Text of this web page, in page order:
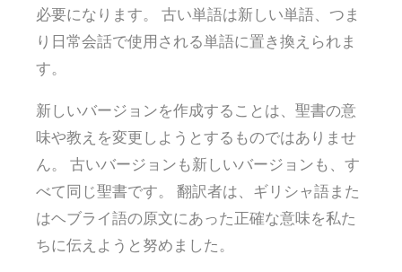
必要になります。 古い単語は新しい単語、つま
り日常会話で使用される単語に置き換えられま
す。
新しいバージョンを作成することは、聖書の意
味や教えを変更しようとするものではありませ
ん。 古いバージョンも新しいバージョンも、す
べて同じ聖書です。 翻訳者は、ギリシャ語また
はヘブライ語の原文にあった正確な意味を私た
ちに伝えようと努めました。